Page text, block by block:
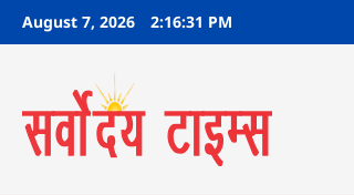
SkipAugust 7, 2026 2:16:31 PM